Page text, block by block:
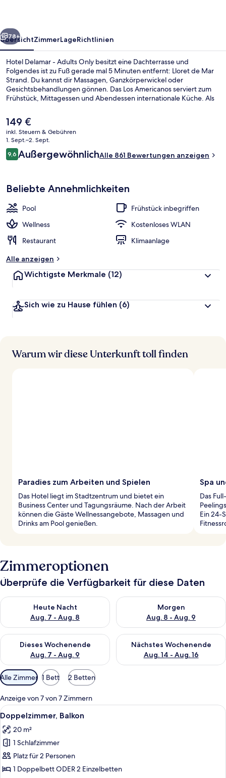
Weiter
78+
ÜbersichtZimmerLageRichtlinien
Hotel Delamar - Adults Only besitzt eine Dachterrasse und
Folgendes ist zu Fuß gerade mal 5 Minuten entfernt: Lloret de Mar
Strand. Du kannst dir Massagen, Ganzkörperwickel oder
Gesichtsbehandlungen gönnen. Das Los Americanos serviert zum
Frühstück, Mittagessen und Abendessen internationale Küche. Als
Außenpools, eine Poolbar und einen rund um die Uhr geöffneten
Fitnessbereich. Andere Reisende lieben das hilfsbereite Personal.
Der
aktuelle
Preis
beträgt
149 €.
149 €
inkl. Steuern & Gebühren
1. Sept.–2. Sept.
Bewertungen
9,69,6 von 10.
AußergewöhnlichAlle 861 Bewertungen anzeigen
Beliebte Annehmlichkeiten
Pool
Frühstück inbegriffen
Wellness
Kostenloses WLAN
Restaurant
Klimaanlage
Alle anzeigen
Wichtigste Merkmale (12)
Sich wie zu Hause fühlen (6)
Warum wir diese Unterkunft toll finden
Paradies zum Arbeiten und Spielen
Das Hotel liegt im Stadtzentrum und bietet ein
Business Center und Tagungsräume. Nach der Arbeit
können die Gäste Wellnessangebote, Massagen und
Drinks am Pool genießen.
Spa
Das
Ein 24-
Zimmeroptionen
Überprüfe die Verfügbarkeit für diese Daten
Heute Nacht
Aug. 7 - Aug. 8
Überprüfe die Verfügbarkeit für heute Nacht, Aug. 7 - Aug. 8.
Morgen
Aug. 8 - Aug. 9
Überprüfe die Verfügbarkeit
Dieses Wochenende
Aug. 7 - Aug. 9
Überprüfe die Verfügbarkeit für dieses Wochenende, Aug. 7
Nächstes Wochenende
Aug. 14 - Aug. 16
Überprüfe die Verfügbarkeit
Verfügbare
Filter
für
Zimmer
Alle Zimmer 1 Bett 2 Betten
Anzeige von 7 von 7 Zimmern
Alle
Fotos
für
Doppelzimmer,
Balkon
anzeigen
Ein modernes Hotelzimmer mit
20
Doppelzimmer, Balkon
20 m²
1 Schlafzimmer
Platz für 2 Personen
1 Doppelbett ODER 2 Einzelbetten